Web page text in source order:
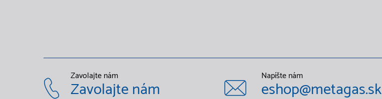
Zavolajte nám
Zavolajte nám
Napíšte nám
eshop@metagas.sk